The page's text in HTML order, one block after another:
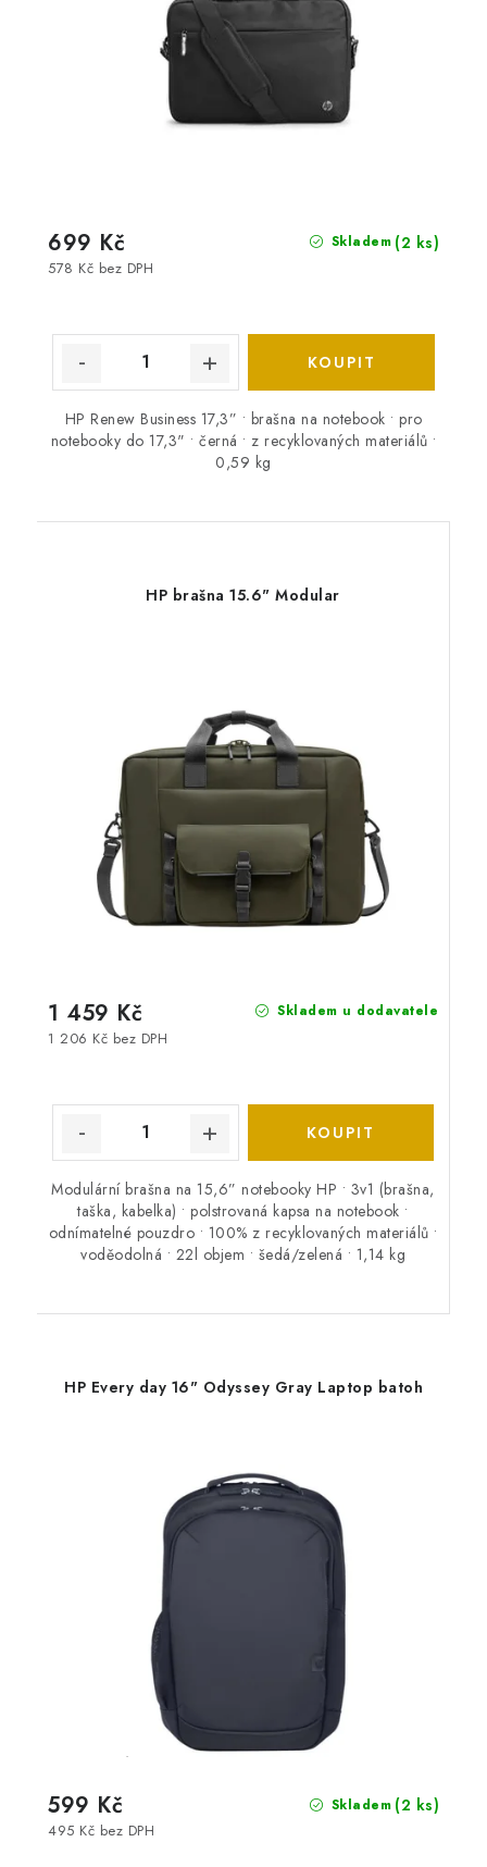
Skladem (2 ks)
578 Kč bez DPH
699 Kč
HP Renew Business 17,3” • brašna na notebook • pro
notebooky do 17,3" • černá • z recyklovaných materiálů •
0,59 kg
HP brašna 15.6" Modular
Skladem u dodavatele
1 206 Kč bez DPH
1 459 Kč
Modulární brašna na 15,6” notebooky HP • 3v1 (brašna,
taška, kabelka) • polstrovaná kapsa na notebook •
odnímatelné pouzdro • 100% z recyklovaných materiálů •
voděodolná • 22l objem • šedá/zelená • 1,14 kg
HP Every day 16" Odyssey Gray Laptop batoh
Skladem (2 ks)
495 Kč bez DPH
599 Kč